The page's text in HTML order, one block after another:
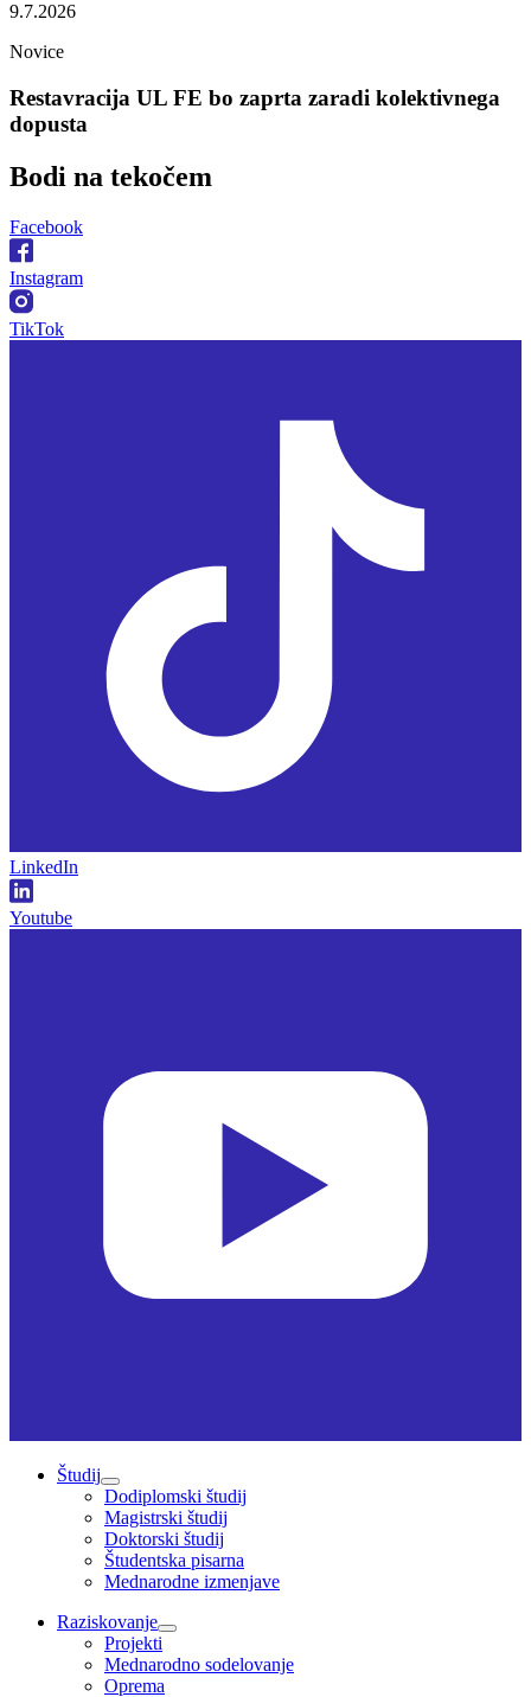
9.7.2026
Novice
Restavracija UL FE bo zaprta zaradi kolektivnega
dopusta
Bodi na tekočem
Facebook
Instagram
TikTok
LinkedIn
Youtube
Študij
Dodiplomski študij
Magistrski študij
Doktorski študij
Študentska pisarna
Mednarodne izmenjave
Raziskovanje
Projekti
Mednarodno sodelovanje
Oprema